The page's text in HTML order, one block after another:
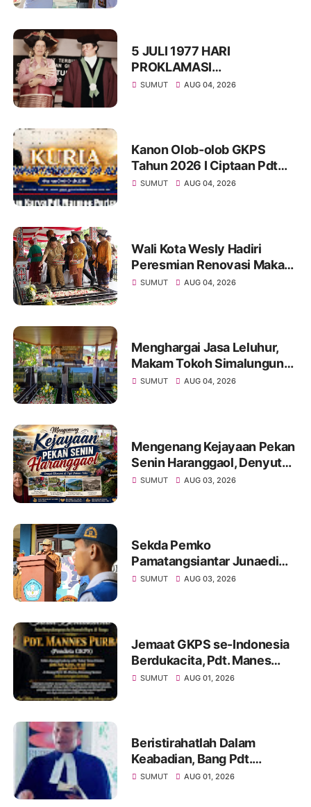
5 JULI 1977 HARI
PROKLAMASI
KEMERDEKAAN BAHASA
SUMUT AUG 04, 2026
Kanon Olob-olob GKPS
Tahun 2026 I Ciptaan Pdt
Mannes Purba I Kuria
SUMUT AUG 04, 2026
Wali Kota Wesly Hadiri
Peresmian Renovasi Makam
dr. Djasamen Saragih, Ajak
SUMUT AUG 04, 2026
Menghargai Jasa Leluhur,
Makam Tokoh Simalungun
dr. Djasamen Saragih Resmi
SUMUT AUG 04, 2026
Mengenang Kejayaan Pekan
Senin Haranggaol, Denyut
Ekonomi di Tepi Danau Toba
SUMUT AUG 03, 2026
Sekda Pemko
Pamatangsiantar Junaedi
Sitanggang Pembina
SUMUT AUG 03, 2026
Jemaat GKPS se-Indonesia
Berdukacita, Pdt. Manes
Purba Tutup Usia,
SUMUT AUG 01, 2026
Beristirahatlah Dalam
Keabadian, Bang Pdt.
Mannes Purba, M.Th., LM
SUMUT AUG 01, 2026